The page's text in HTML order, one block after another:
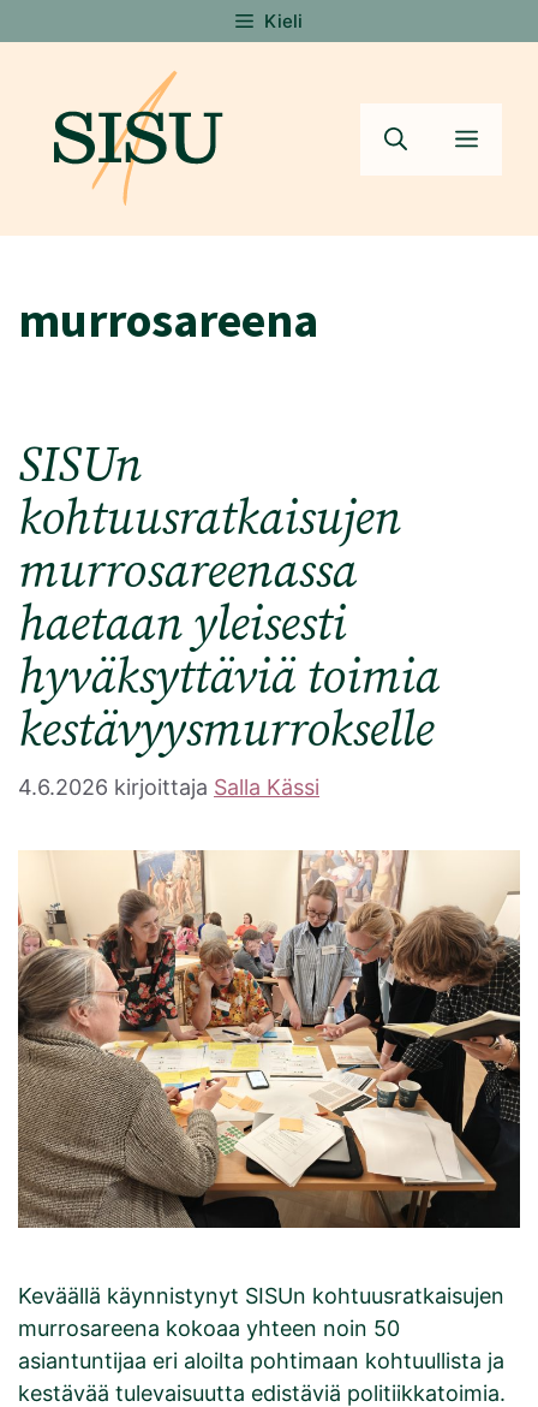
sisältöön
Kieli
murrosareena
SISUn
kohtuusratkaisujen
murrosareenassa
haetaan yleisesti
hyväksyttäviä toimia
kestävyysmurrokselle
4.6.2026 kirjoittaja Salla Kässi
Keväällä käynnistynyt SISUn kohtuusratkaisujen
murrosareena kokoaa yhteen noin 50
asiantuntijaa eri aloilta pohtimaan kohtuullista ja
kestävää tulevaisuutta edistäviä politiikkatoimia.